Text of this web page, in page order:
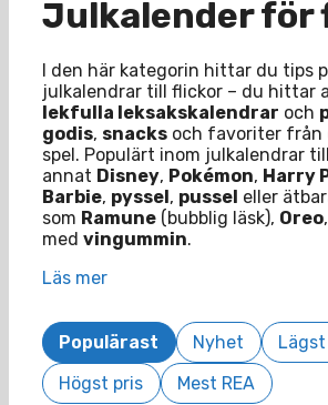
Julkalender för
I den här kategorin hittar du tips
julkalendrar till flickor – du hittar
lekfulla leksakskalendrar och
godis, snacks och favoriter från
spel. Populärt inom julkalendrar
annat Disney, Pokémon, Harry
Barbie, pyssel , pussel eller
som Ramune (bubblig läsk), Oreo,
med vingummin.
Läs mer
Populärast Nyhet
Högst pris
Mest REA